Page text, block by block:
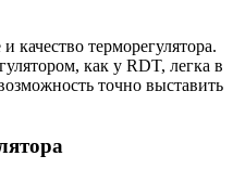
качество терморегулятора.
как у RDT, легка в
точно выставить